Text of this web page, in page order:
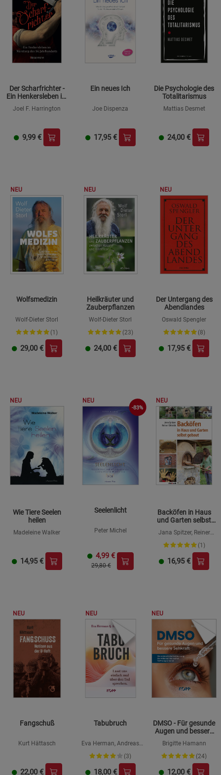
Der Scharfrichter -
Ein Henkersleben im
Jahrhunderts
Joel F. Harrington
9,99 €
Ein neues Ich
Joe Dispenza
17,95 €
Die Psychologie des
Totalitarismus
Mattias Desmet
24,00 €
NEU
Wolfsmedizin
Wolf-Dieter Storl
(1)
29,00 €
NEU
Heilkräuter und
Zauberpflanzen
Wolf-Dieter Storl
(23)
24,00 €
NEU
Der Untergang des
Abendlandes
Oswald Spengler
(8)
17,95 €
NEU
Wie Tiere Seelen
heilen
Madeleine Walker
14,95 €
NEU
-83%
Seelenlicht
Peter Michel
4,99 €
29,80 €
NEU
Backöfen in Haus
und Garten selbst
Jana Spitzer, Reiner
Dittrich
(1)
16,95 €
NEU
Fangschuß
Kurt Hättasch
22,00 €
NEU
Tabubruch
Eva Herman, Andreas
Popp
(3)
18,00 €
NEU
DMSO - Für gesunde
Augen und bessere
Brigitte Hamann
(24)
12,00 €